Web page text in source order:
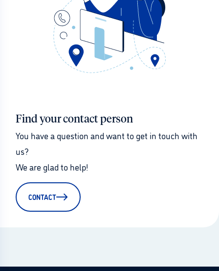
Find your contact person
You have a question and want to get in touch with
us?
We are glad to help!
CONTACT